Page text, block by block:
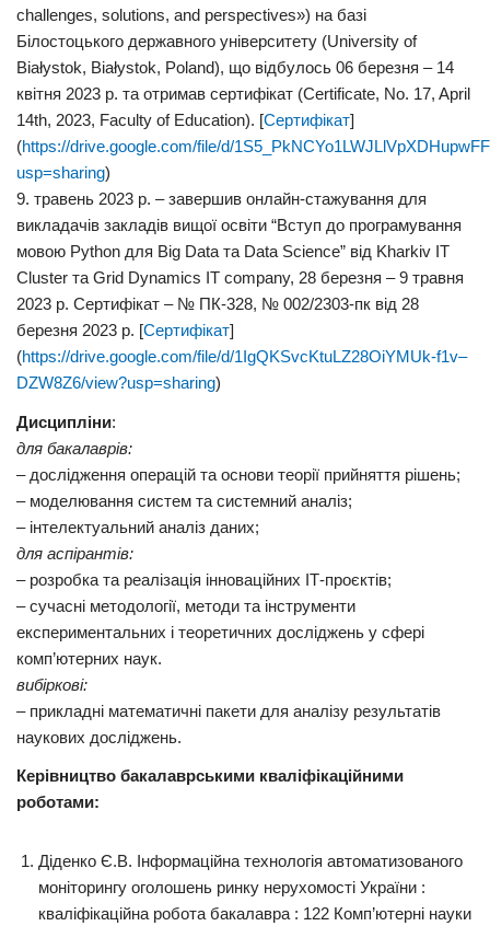
challenges, solutions, and perspectives») на базі
Білостоцького державного університету (University of
Białystok, Białystok, Poland), що відбулось 06 березня – 14
квітня 2023 р. та отримав сертифікат (Certificate, No. 17, April
14th, 2023, Faculty of Education). [Сертифікат]
(https://drive.google.com/file/d/
usp=sharing)
9. травень 2023 р. – завершив онлайн-стажування для
викладачів закладів вищої освіти “Вступ до програмування
мовою Python для Big Data та Data Science” від Kharkiv IT
Cluster та Grid Dynamics IT company, 28 березня – 9 травня
2023 р. Сертифікат – № ПК-328, № 002/2303-пк від 28
березня 2023 р. [Сертифікат]
(https://drive.google.com/file/d/1IgQKSvcKtuLZ28OiYMUk-f1v–
DZW8Z6/view?usp=sharing)
Дисципліни:
для бакалаврів:
– дослідження операцій та основи теорії прийняття рішень;
– моделювання систем та системний аналіз;
– інтелектуальний аналіз даних;
для аспірантів:
– розробка та реалізація інноваційних ІТ-проєктів;
– сучасні методології, методи та інструменти
експериментальних і теоретичних досліджень у сфері
комп’ютерних наук.
вибіркові:
– прикладні математичні пакети для аналізу результатів
наукових досліджень.
Керівництво бакалаврськими кваліфікаційними
роботами:
Діденко Є.В. Інформаційна технологія автоматизованого
моніторингу оголошень ринку нерухомості України :
кваліфікаційна робота бакалавра : 122 Комп’ютерні науки